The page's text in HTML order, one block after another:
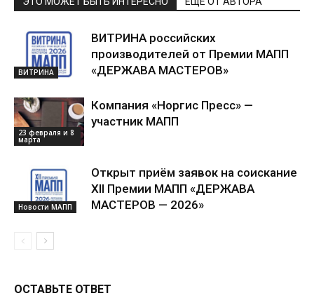
ВИТРИНА
ВИТРИНА российских
производителей от Премии МАПП
«ДЕРЖАВА МАСТЕРОВ»
23 февраля и 8
марта
Компания «Норгис Пресс» —
участник МАПП
Новости МАПП
Открыт приём заявок на соискание
XII Премии МАПП «ДЕРЖАВА
МАСТЕРОВ — 2026»
ОСТАВЬТЕ ОТВЕТ